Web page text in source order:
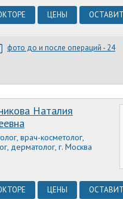
ЦЕНЫ
фото до и после операций - 24
Наталия
врач-косметолог,
дерматолог, г. Москва
ЦЕНЫ